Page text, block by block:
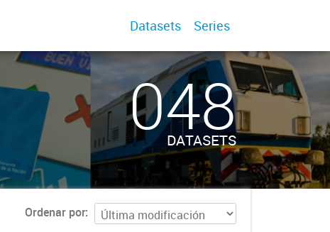
Datasets Series
048
DATASETS
Ordenar por